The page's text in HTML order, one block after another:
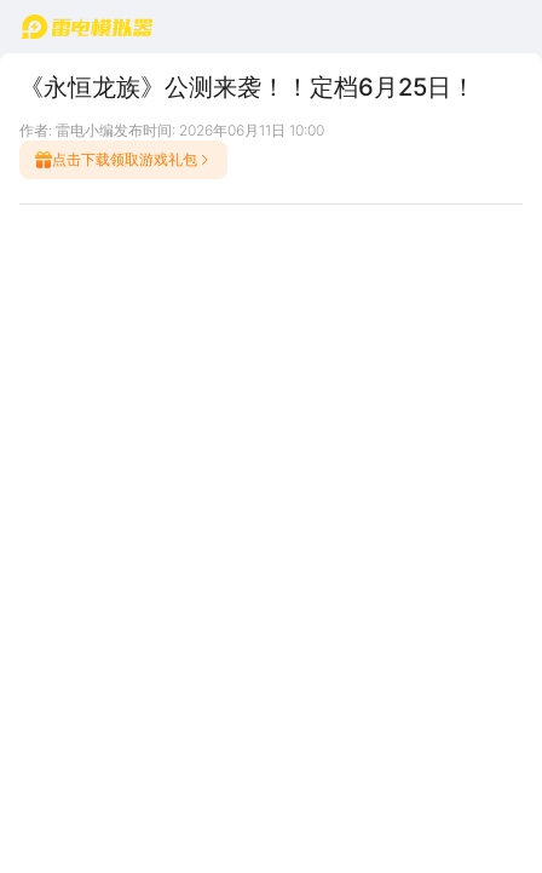
首页
《永恒龙族》公测来袭！！定档6月25日！
作者: 雷电小编发布时间: 2026年06月11日 10:00
点击下载领取游戏礼包